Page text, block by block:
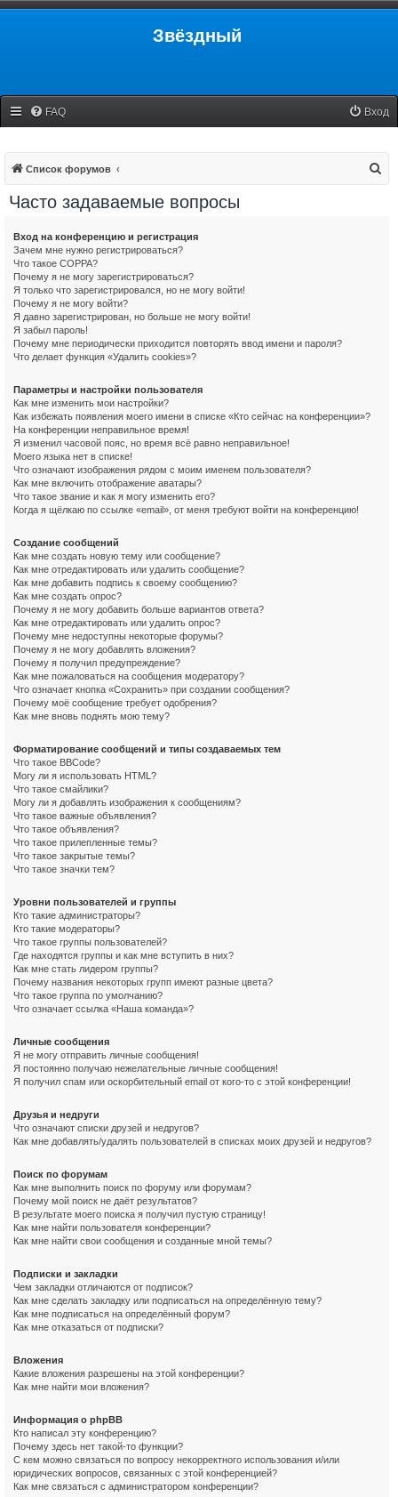
Звёздный
FAQ Вход
Список форумов
Часто задаваемые вопросы
Вход на конференцию и регистрация
Зачем мне нужно регистрироваться?
Что такое COPPA?
Почему я не могу зарегистрироваться?
Я только что зарегистрировался, но не могу войти!
Почему я не могу войти?
Я давно зарегистрирован, но больше не могу войти!
Я забыл пароль!
Почему мне периодически приходится повторять ввод имени и пароля?
Что делает функция «Удалить cookies»?
Параметры и настройки пользователя
Как мне изменить мои настройки?
Как избежать появления моего имени в списке «Кто сейчас на конференции»?
На конференции неправильное время!
Я изменил часовой пояс, но время всё равно неправильное!
Моего языка нет в списке!
Что означают изображения рядом с моим именем пользователя?
Как мне включить отображение аватары?
Что такое звание и как я могу изменить его?
Когда я щёлкаю по ссылке «email», от меня требуют войти на конференцию!
Создание сообщений
Как мне создать новую тему или сообщение?
Как мне отредактировать или удалить сообщение?
Как мне добавить подпись к своему сообщению?
Как мне создать опрос?
Почему я не могу добавить больше вариантов ответа?
Как мне отредактировать или удалить опрос?
Почему мне недоступны некоторые форумы?
Почему я не могу добавлять вложения?
Почему я получил предупреждение?
Как мне пожаловаться на сообщения модератору?
Что означает кнопка «Сохранить» при создании сообщения?
Почему моё сообщение требует одобрения?
Как мне вновь поднять мою тему?
Форматирование сообщений и типы создаваемых тем
Что такое BBCode?
Могу ли я использовать HTML?
Что такое смайлики?
Могу ли я добавлять изображения к сообщениям?
Что такое важные объявления?
Что такое объявления?
Что такое прилепленные темы?
Что такое закрытые темы?
Что такое значки тем?
Уровни пользователей и группы
Кто такие администраторы?
Кто такие модераторы?
Что такое группы пользователей?
Где находятся группы и как мне вступить в них?
Как мне стать лидером группы?
Почему названия некоторых групп имеют разные цвета?
Что такое группа по умолчанию?
Что означает ссылка «Наша команда»?
Личные сообщения
Я не могу отправить личные сообщения!
Я постоянно получаю нежелательные личные сообщения!
Я получил спам или оскорбительный email от кого-то с этой конференции!
Друзья и недруги
Что означают списки друзей и недругов?
Как мне добавлять/удалять пользователей в списках моих друзей и недругов?
Поиск по форумам
Как мне выполнить поиск по форуму или форумам?
Почему мой поиск не даёт результатов?
В результате моего поиска я получил пустую страницу!
Как мне найти пользователя конференции?
Как мне найти свои сообщения и созданные мной темы?
Подписки и закладки
Чем закладки отличаются от подписок?
Как мне сделать закладку или подписаться на определённую тему?
Как мне подписаться на определённый форум?
Как мне отказаться от подписки?
Вложения
Какие вложения разрешены на этой конференции?
Как мне найти мои вложения?
Информация о phpBB
Кто написал эту конференцию?
Почему здесь нет такой-то функции?
С кем можно связаться по вопросу некорректного использования и/или
юридических вопросов, связанных с этой конференцией?
Как мне связаться с администратором конференции?